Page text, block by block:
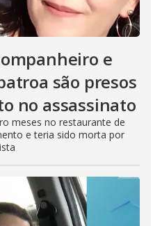
e
são presos
no assassinato
meses no restaurante de
e teria sido morta por